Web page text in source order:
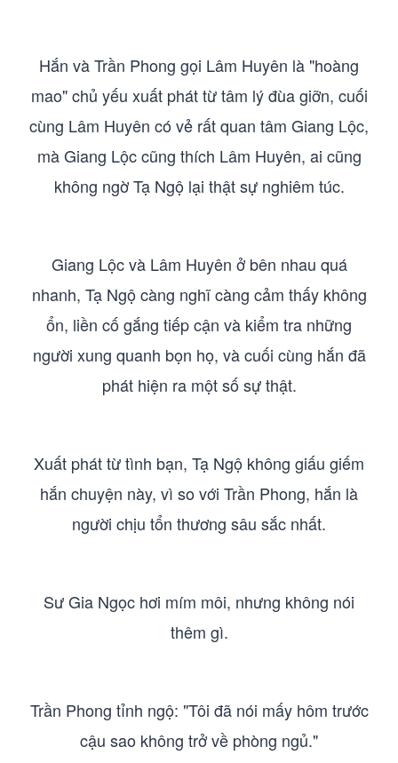
Hắn và Trần Phong gọi Lâm Huyên là "hoàng
mao" chủ yếu xuất phát từ tâm lý đùa giỡn, cuối
cùng Lâm Huyên có vẻ rất quan tâm Giang Lộc,
mà Giang Lộc cũng thích Lâm Huyên, ai cũng
không ngờ Tạ Ngộ lại thật sự nghiêm túc.
Giang Lộc và Lâm Huyên ở bên nhau quá
nhanh, Tạ Ngộ càng nghĩ càng cảm thấy không
ổn, liền cố gắng tiếp cận và kiểm tra những
người xung quanh bọn họ, và cuối cùng hắn đã
phát hiện ra một số sự thật.
Xuất phát từ tình bạn, Tạ Ngộ không giấu giếm
hắn chuyện này, vì so với Trần Phong, hắn là
người chịu tổn thương sâu sắc nhất.
Sư Gia Ngọc hơi mím môi, nhưng không nói
thêm gì.
Trần Phong tỉnh ngộ: "Tôi đã nói mấy hôm trước
cậu sao không trở về phòng ngủ."